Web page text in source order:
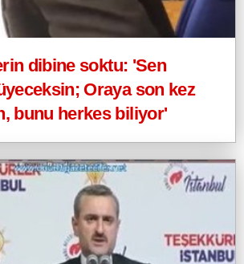
dibine soktu: 'Sen
Oraya son kez
bunu herkes biliyor'